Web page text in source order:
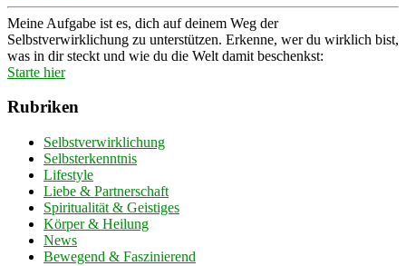
Meine Aufgabe ist es, dich auf deinem Weg der
Selbstverwirklichung zu unterstützen. Erkenne, wer du wirklich bist,
was in dir steckt und wie du die Welt damit beschenkst:
Starte hier
Rubriken
Selbstverwirklichung
Selbsterkenntnis
Lifestyle
Liebe & Partnerschaft
Spiritualität & Geistiges
Körper & Heilung
News
Bewegend & Faszinierend